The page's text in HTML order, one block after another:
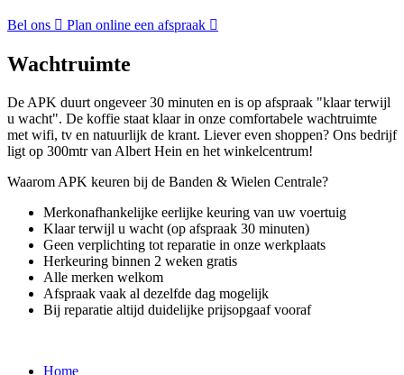
Bel ons Plan online een afspraak
Wachtruimte
De APK duurt ongeveer 30 minuten en is op afspraak "klaar terwijl
u wacht". De koffie staat klaar in onze comfortabele wachtruimte
met wifi, tv en natuurlijk de krant. Liever even shoppen? Ons bedrijf
ligt op 300mtr van Albert Hein en het winkelcentrum!
Waarom APK keuren bij de Banden & Wielen Centrale?
Merkonafhankelijke eerlijke keuring van uw voertuig
Klaar terwijl u wacht (op afspraak 30 minuten)
Geen verplichting tot reparatie in onze werkplaats
Herkeuring binnen 2 weken gratis
Alle merken welkom
Afspraak vaak al dezelfde dag mogelijk
Bij reparatie altijd duidelijke prijsopgaaf vooraf
Home